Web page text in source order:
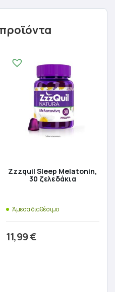
Zzzquil Sleep Melatonin,
30 ζελεδάκια
Άμεσα διαθέσιμο
11,99€